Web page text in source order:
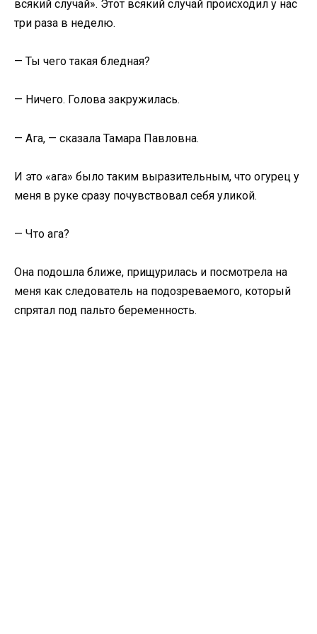
всякий случай». Этот всякий случай происходил у нас
три раза в неделю.
— Ты чего такая бледная?
— Ничего. Голова закружилась.
— Ага, — сказала Тамара Павловна.
И это «ага» было таким выразительным, что огурец у
меня в руке сразу почувствовал себя уликой.
— Что ага?
Она подошла ближе, прищурилась и посмотрела на
меня как следователь на подозреваемого, который
спрятал под пальто беременность.